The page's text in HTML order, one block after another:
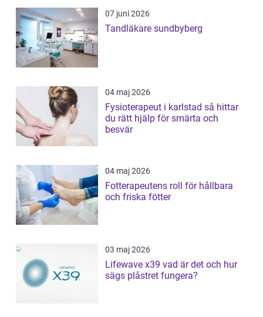
07 juni 2026
Tandläkare sundbyberg
04 maj 2026
Fysioterapeut i karlstad så hittar
du rätt hjälp för smärta och
besvär
04 maj 2026
Fotterapeutens roll för hållbara
och friska fötter
03 maj 2026
Lifewave x39 vad är det och hur
sägs plåstret fungera?